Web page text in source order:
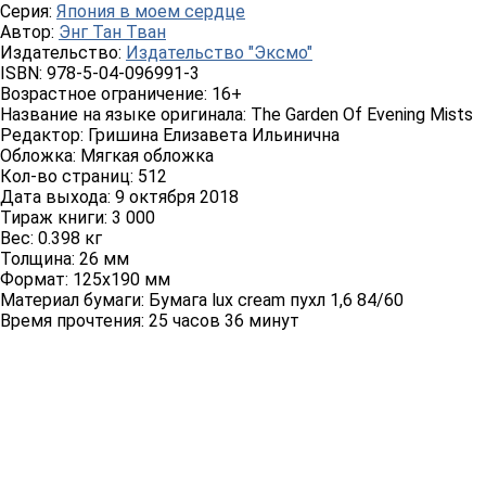
Серия: Япония в моем сердце
Автор: Энг Тан Тван
Издательство: Издательство "Эксмо"
ISBN: 978-5-04-096991-3
Возрастное ограничение: 16+
Название на языке оригинала: The Garden Of Evening Mists
Редактор: Гришина Елизавета Ильинична
Обложка: Мягкая обложка
Кол-во страниц: 512
Дата выхода: 9 октября 2018
Тираж книги: 3 000
Вес: 0.398 кг
Толщина: 26 мм
Формат: 125x190 мм
Материал бумаги: Бумага lux cream пухл 1,6 84/60
Время прочтения: 25 часов 36 минут